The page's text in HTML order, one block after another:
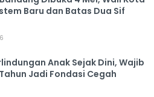
Baru dan Batas Dua Sif
Anak Sejak Dini, Wajib
Jadi Fondasi Cegah